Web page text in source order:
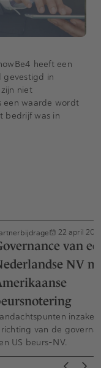
heeft een
gevestigd in
niet
een waarde wordt
bedrijf was in
22 april
van
NV
inzake
van de
US beurs-NV.